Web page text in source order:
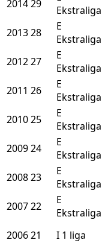
201429
Ekstraliga
201328
E
Ekstraliga
201227
E
Ekstraliga
2011 26
E
Ekstraliga
201025
E
Ekstraliga
200924
E
Ekstraliga
200823
E
Ekstraliga
200722
E
Ekstraliga
200621 I 1 liga